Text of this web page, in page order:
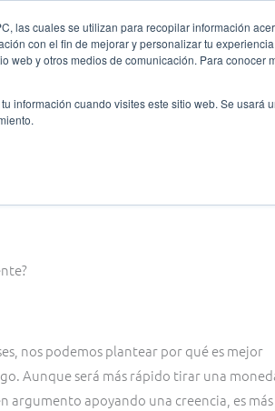
las cuales se utilizan para recopilar información
con el fin de mejorar y personalizar tu
web y otros medios de comunicación. Para conocer
información cuando visites este sitio web. Se usará
Ligas y Torneos Formación
nos podemos plantear por qué es mejor
Aunque será más rápido tirar una
argumento apoyando una creencia, es más